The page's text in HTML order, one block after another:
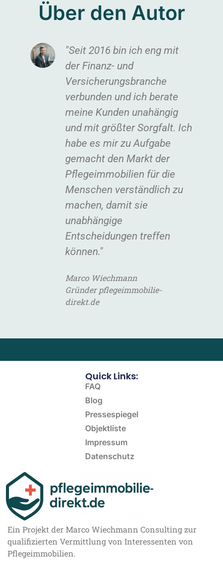
Über den Autor
"Seit 2016 bin ich eng mit
der Finanz- und
Versicherungsbranche
verbunden und ich berate
meine Kunden unahängig
und mit größter Sorgfalt. Ich
habe es mir zu Aufgabe
gemacht den Markt der
Pflegeimmobilien für die
Menschen verständlich zu
machen, damit sie
unabhängige
Entscheidungen treffen
können."
Marco Wiechmann
Gründer pflegeimmobilie-
direkt.de
Ein Projekt der Marco Wiechmann Consulting zur
qualifizierten Vermittlung von Interessenten von
Pflegeimmobilien.
Quick Links:
FAQ
Blog
Pressespiegel
Objektliste
Impressum
Datenschutz